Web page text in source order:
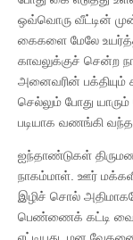
ஒவ்வொரு வீட்டின்
கைகளை மேலே
காவலுக்குச் சென்ற
அனைவரின் பக்தியும்
செல்லும் போது
படியாக வணங்கி
ஐந்தாண்டுகள்
நாகம்மாள். ஊர்
இழிச் சொல்
பெண்ணைக் கட்டி